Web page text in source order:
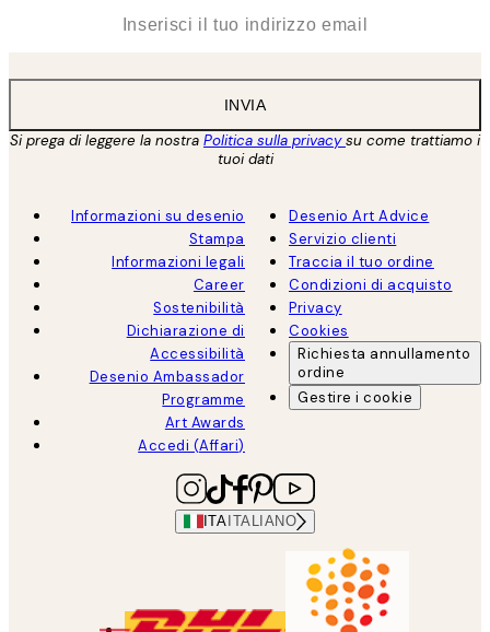
INVIA
Si prega di leggere la nostra Politica sulla privacysu come trattiamo i
tuoi dati
Informazioni su desenio
Stampa
Informazioni legali
Career
Sostenibilità
Dichiarazione di
Accessibilità
Desenio Ambassador
Programme
Art Awards
Accedi (Affari)
Desenio Art Advice
Servizio clienti
Traccia il tuo ordine
Condizioni di acquisto
Privacy
Cookies
Richiesta annullamento
ordine
Gestire i cookie
ITA ITALIANO